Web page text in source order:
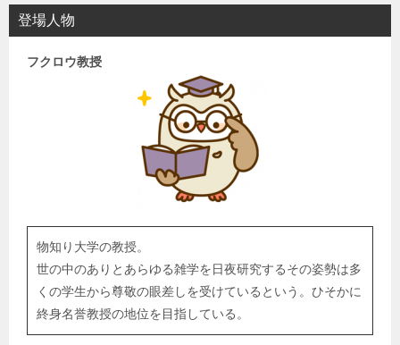
登場人物
フクロウ教授
物知り大学の教授。
世の中のありとあらゆる雑学を日夜研究するその姿勢は多
くの学生から尊敬の眼差しを受けているという。ひそかに
終身名誉教授の地位を目指している。